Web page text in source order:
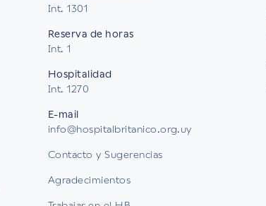
Int. 1301
Reserva de horas
Int. 1
Hospitalidad
Int. 1270
E-mail
info@hospitalbritanico.org.uy
Contacto y Sugerencias
Agradecimientos